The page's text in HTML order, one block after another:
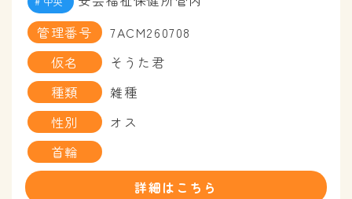
管理番号
7ACM260708
仮名
そうた君
種類
雑種
性別
オス
首輪
詳細はこちら